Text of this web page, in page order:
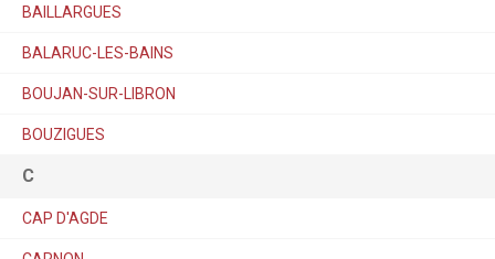
BAILLARGUES
BALARUC-LES-BAINS
BOUJAN-SUR-LIBRON
BOUZIGUES
C
CAP D'AGDE